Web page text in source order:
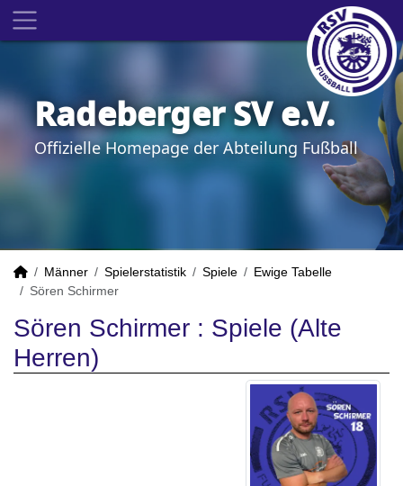
Radeberger SV e.V.
Offizielle Homepage der Abteilung Fußball
Männer Spielerstatistik Spiele
Ewige Tabelle
Sören Schirmer
Sören Schirmer : Spiele (Alte
Herren)